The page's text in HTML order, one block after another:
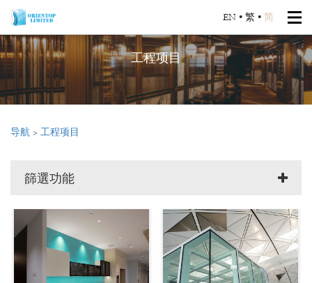
EN • 繁 • 简
工程项目
导航 > 工程项目
篩選功能